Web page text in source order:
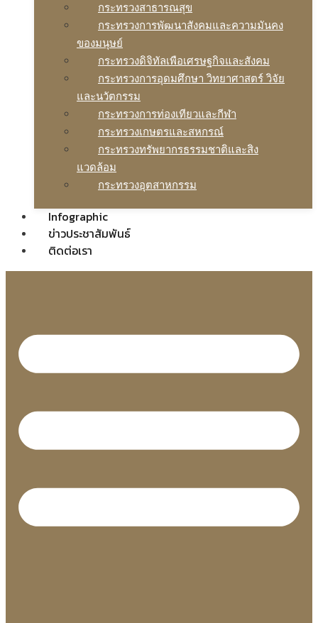
กระทรวงสาธารณสุข
กระทรวงการพัฒนาสังคมและความมันคง
ของมนุษย์
กระทรวงดิจิทัลเพือเศรษฐกิจและสังคม
กระทรวงการอุดมศึกษา วิทยาศาสตร์ วิจัย
และนวัตกรรม
กระทรวงการท่องเทียวและกีฬา
กระทรวงเกษตรและสหกรณ์
กระทรวงทรัพยากรธรรมชาติและสิง
แวดล้อม
กระทรวงอุตสาหกรรม
Infographic
ข่าวประชาสัมพันธ์
ติดต่อเรา